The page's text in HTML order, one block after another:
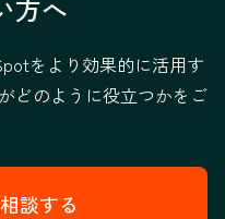
方へ
をより効果的に活用す
どのように役立つかをご
談する